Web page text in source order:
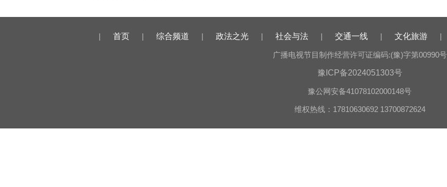
| 首页 | 综合频道 | 政法之光 | 社会与法 | 交通一线 | 文化旅游 |
广播电视节目制作经营许可证编码:(豫)字第00990号
豫ICP备2024051303号
豫公网安备41078102000148号
维权热线：17810630692 13700872624